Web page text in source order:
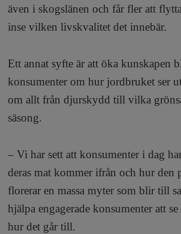
även i skogslänen och får fler att
inse vilken livskvalitet det innebär.
Ett annat syfte är att öka kunskapen
konsumenter om hur jordbruket ser
om allt från djurskydd till vilka
säsong.
– Vi har sett att konsumenter i dag
deras mat kommer ifrån och hur den
florerar en massa myter som blir till
hjälpa engagerade konsumenter att
hur det går till.